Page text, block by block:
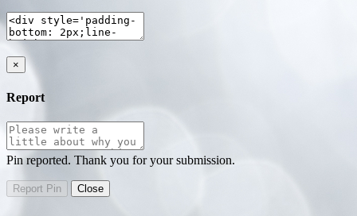
×
Report
Pin reported. Thank you for your submission.